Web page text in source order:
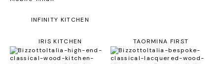
INFINITY KITCHEN
IRIS KITCHEN TAORMINA FIRST